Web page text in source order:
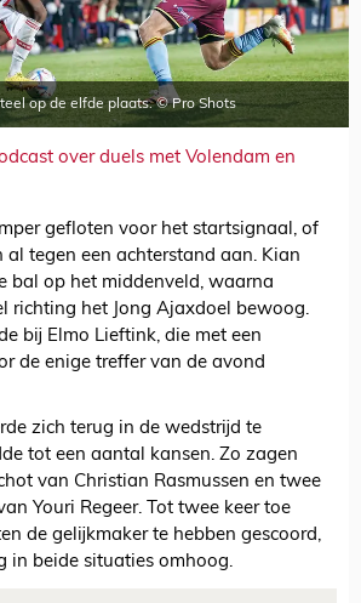
op de elfde plaats. © Pro Shots
over duels met Volendam en
gefloten voor het startsignaal, of
al tegen een achterstand aan. Kian
bal op het middenveld, waarna
richting het Jong Ajaxdoel bewoog.
bij Elmo Lieftink, die met een
de enige treffer van de avond
zich terug in de wedstrijd te
tot een aantal kansen. Zo zagen
van Christian Rasmussen en twee
Youri Regeer. Tot twee keer toe
de gelijkmaker te hebben gescoord,
in beide situaties omhoog.